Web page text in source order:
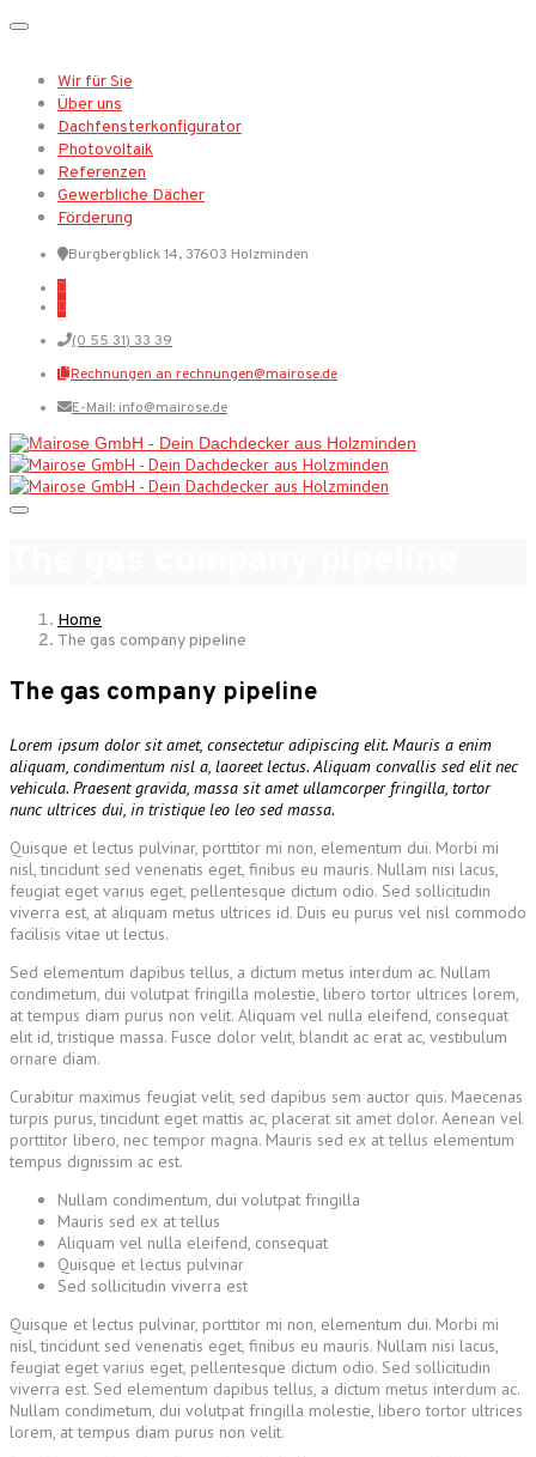
Wir für Sie
Über uns
Dachfensterkonfigurator
Photovoltaik
Referenzen
Gewerbliche Dächer
Förderung
Burgbergblick 14, 37603 Holzminden
(0 55 31) 33 39
Rechnungen an rechnungen@mairose.de
E-Mail: info@mairose.de
Home
The gas company pipeline
The gas company pipeline
Lorem ipsum dolor sit amet, consectetur adipiscing elit. Mauris a enim
aliquam, condimentum nisl a, laoreet lectus. Aliquam convallis sed elit nec
vehicula. Praesent gravida, massa sit amet ullamcorper fringilla, tortor
nunc ultrices dui, in tristique leo leo sed massa.
Quisque et lectus pulvinar, porttitor mi non, elementum dui. Morbi mi
nisl, tincidunt sed venenatis eget, finibus eu mauris. Nullam nisi lacus,
feugiat eget varius eget, pellentesque dictum odio. Sed sollicitudin
viverra est, at aliquam metus ultrices id. Duis eu purus vel nisl commodo
facilisis vitae ut lectus.
Sed elementum dapibus tellus, a dictum metus interdum ac. Nullam
condimetum, dui volutpat fringilla molestie, libero tortor ultrices lorem,
at tempus diam purus non velit. Aliquam vel nulla eleifend, consequat
elit id, tristique massa. Fusce dolor velit, blandit ac erat ac, vestibulum
ornare diam.
Curabitur maximus feugiat velit, sed dapibus sem auctor quis. Maecenas
turpis purus, tincidunt eget mattis ac, placerat sit amet dolor. Aenean vel
porttitor libero, nec tempor magna. Mauris sed ex at tellus elementum
tempus dignissim ac est.
Nullam condimentum, dui volutpat fringilla
Mauris sed ex at tellus
Aliquam vel nulla eleifend, consequat
Quisque et lectus pulvinar
Sed sollicitudin viverra est
Quisque et lectus pulvinar, porttitor mi non, elementum dui. Morbi mi
nisl, tincidunt sed venenatis eget, finibus eu mauris. Nullam nisi lacus,
feugiat eget varius eget, pellentesque dictum odio. Sed sollicitudin
viverra est. Sed elementum dapibus tellus, a dictum metus interdum ac.
Nullam condimetum, dui volutpat fringilla molestie, libero tortor ultrices
lorem, at tempus diam purus non velit.